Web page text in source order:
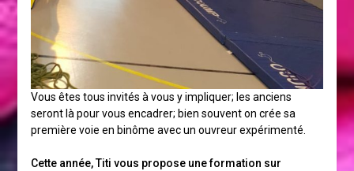
Vous êtes tous invités à vous y impliquer; les anciens
seront là pour vous encadrer; bien souvent on crée sa
première voie en binôme avec un ouvreur expérimenté.
Cette année, Titi vous propose une formation sur